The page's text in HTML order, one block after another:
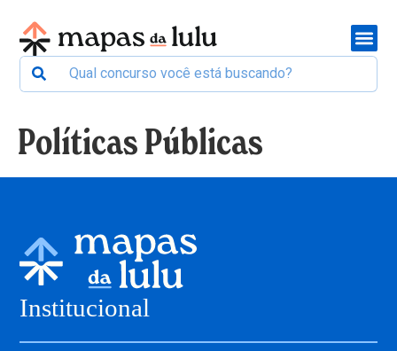
Políticas Públicas
Institucional